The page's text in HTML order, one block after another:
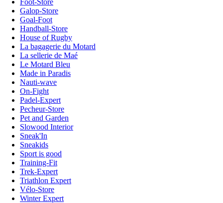
Foot-Store
Galop-Store
Goal-Foot
Handball-Store
House of Rugby
La bagagerie du Motard
La sellerie de Maé
Le Motard Bleu
Made in Paradis
Nauti-wave
On-Fight
Padel-Expert
Pecheur-Store
Pet and Garden
Slowood Interior
Sneak'In
Sneakids
Sport is good
Training-Fit
Trek-Expert
Triathlon Expert
Vélo-Store
Winter Expert